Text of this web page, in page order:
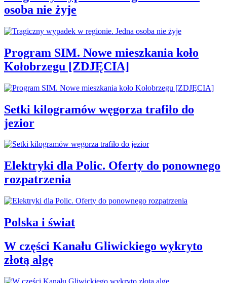
osoba nie żyje
Program SIM. Nowe mieszkania koło
Kołobrzegu [ZDJĘCIA]
Setki kilogramów węgorza trafiło do
jezior
Elektryki dla Polic. Oferty do ponownego
rozpatrzenia
Polska i świat
W części Kanału Gliwickiego wykryto
złotą algę